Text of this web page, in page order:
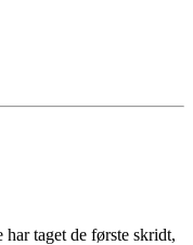
taget de første skridt,